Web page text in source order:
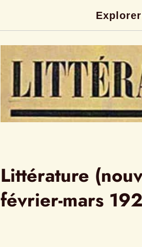
Explorer
Littérature
février-mars